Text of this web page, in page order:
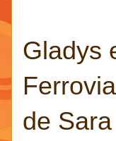
Gladys
de